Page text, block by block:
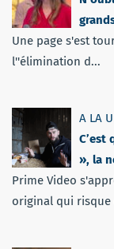
Une page s'est
l''élimination d...
A LA
C’est
», la
Prime Video
original qui risque